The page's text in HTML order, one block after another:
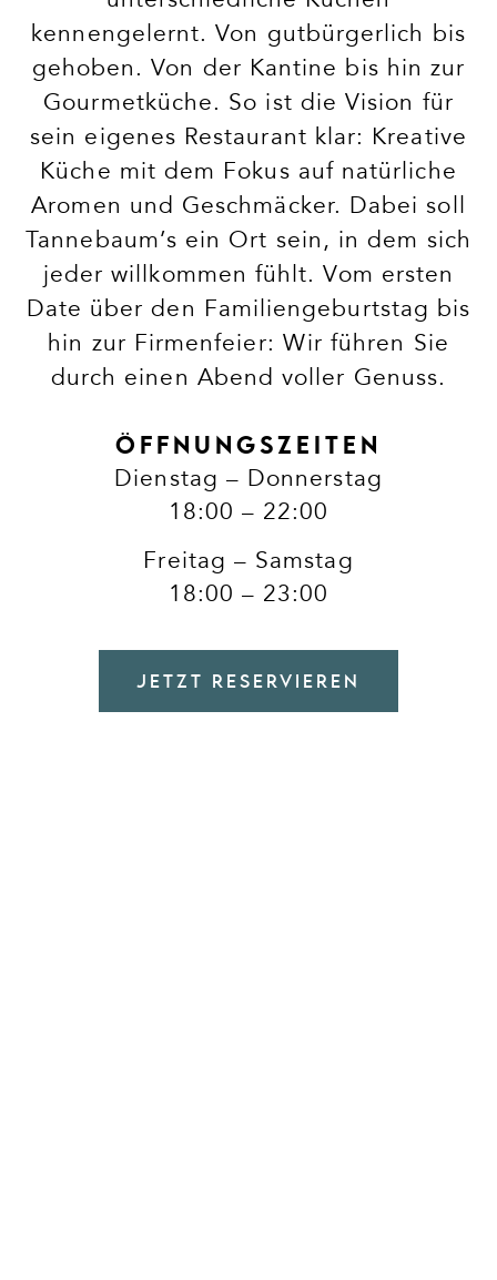
kennengelernt. Von gutbürgerlich bis
gehoben. Von der Kantine bis hin zur
Gourmetküche. So ist die Vision für
sein eigenes Restaurant klar: Kreative
Küche mit dem Fokus auf natürliche
Aromen und Geschmäcker. Dabei soll
Tannebaum’s ein Ort sein, in dem sich
jeder willkommen fühlt. Vom ersten
Date über den Familiengeburtstag bis
hin zur Firmenfeier: Wir führen Sie
durch einen Abend voller Genuss.
ÖFFNUNGSZEITEN
Dienstag – Donnerstag
18:00 – 22:00
Freitag – Samstag
18:00 – 23:00
JETZT RESERVIEREN